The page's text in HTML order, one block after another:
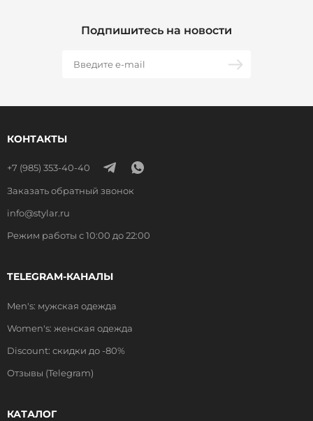
Подпишитесь на новости
КОНТАКТЫ
+7 (985) 353-40-40
Заказать обратный звонок
info@stylar.ru
Режим работы с 10:00 до 22:00
TELEGRAM-КАНАЛЫ
Men's: мужская одежда
Women's: женская одежда
Discount: скидки до -80%
Отзывы (Telegram)
КАТАЛОГ